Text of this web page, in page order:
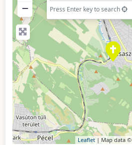
−
Press Enter key to search
Leaflet| Map data ©